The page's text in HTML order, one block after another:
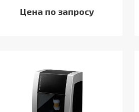
Цена по запросу